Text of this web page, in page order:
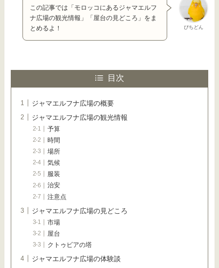
ぴちどん
この記事では「モロッコにあるジャマエルフ
ナ広場の観光情報」「屋台の見どころ」をま
とめるよ！
目次
ジャマエルフナ広場の概要
ジャマエルフナ広場の観光情報
予算
時間
場所
気候
服装
治安
注意点
ジャマエルフナ広場の見どころ
市場
屋台
クトゥビアの塔
ジャマエルフナ広場の体験談